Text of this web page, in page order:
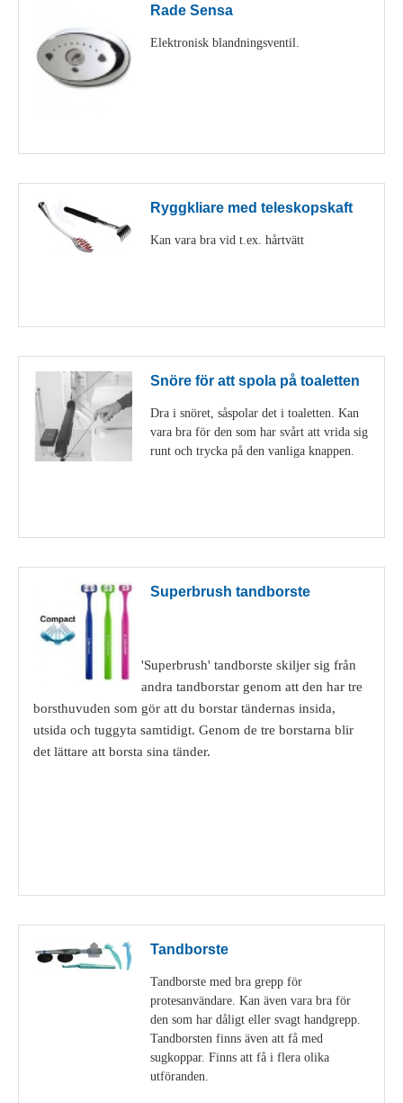
Rade Sensa
Elektronisk blandningsventil.
Ryggkliare med teleskopskaft
Kan vara bra vid t.ex. hårtvätt
Snöre för att spola på toaletten
Dra i snöret, såspolar det i toaletten. Kan
vara bra för den som har svårt att vrida sig
runt och trycka på den vanliga knappen.
Superbrush tandborste
'Superbrush' tandborste skiljer sig från
andra tandborstar genom att den har tre
borsthuvuden som gör att du borstar tändernas insida,
utsida och tuggyta samtidigt. Genom de tre borstarna blir
det lättare att borsta sina tänder.
Tandborste
Tandborste med bra grepp för
protesanvändare. Kan även vara bra för
den som har dåligt eller svagt handgrepp.
Tandborsten finns även att få med
sugkoppar. Finns att få i flera olika
utföranden.